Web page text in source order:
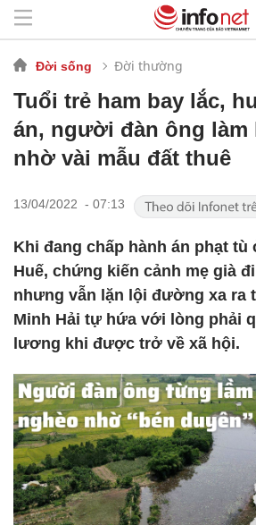
Đời sống Đời thường
Tuổi trẻ ham bay lắc,
án, người đàn ông làm
nhờ vài mẫu đất thuê
13/04/2022 - 07:13
Khi đang chấp hành án phạt tù
Huế, chứng kiến cảnh mẹ già
nhưng vẫn lặn lội đường xa ra
Minh Hải tự hứa với lòng phải
lương khi được trở về xã hội.